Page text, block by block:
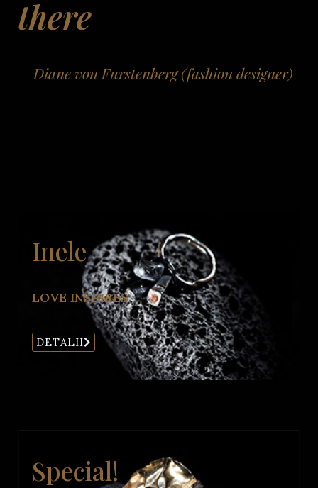
there
Diane von Furstenberg (fashion designer)
Inele
LOVE INSPIRES
DETALII
Special!